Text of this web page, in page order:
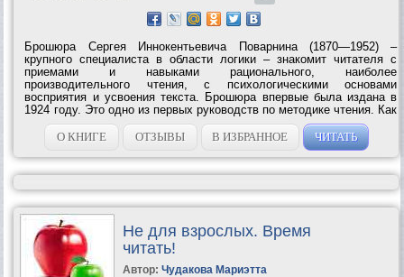
Брошюра Сергея Иннокентьевича Поварнина (1870—1952) –
крупного специалиста в области логики – знакомит читателя с
приемами и навыками рационального, наиболее
производительного чтения, с психологическими основами
восприятия и усвоения текста. Брошюра впервые была издана в
1924 году. Это одно из первых руководств по методике чтения. Как
писал C. И. Пoварнин в предисловии к изданию 1924 года, – это
«краткое введение в искусство чтения»....
О КНИГЕ ОТЗЫВЫ В ИЗБРАННОЕ ЧИТАТЬ
Не для взрослых. Время
читать!
Автор: Чудакова Мариэтта